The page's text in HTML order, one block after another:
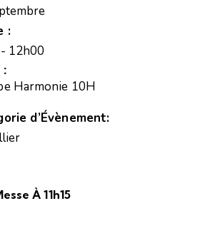
:
12h00
:
Harmonie 10H
d’Évènement:
À 11h15